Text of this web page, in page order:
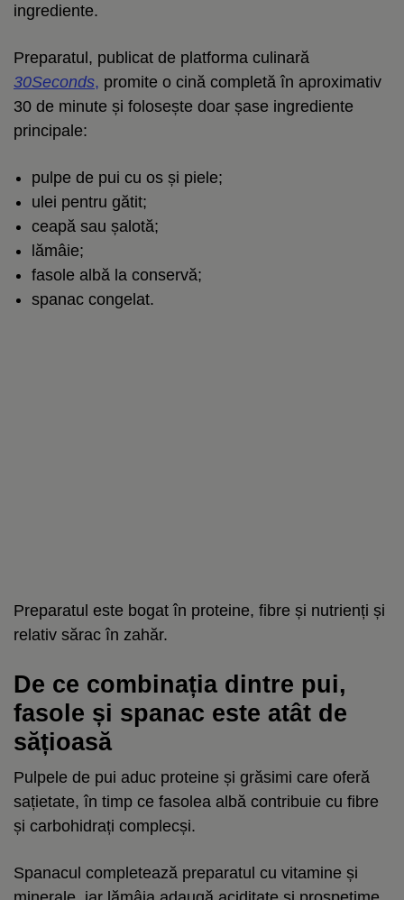
ingrediente.
Preparatul, publicat de platforma culinară
30Seconds, promite o cină completă în aproximativ
30 de minute și folosește doar șase ingrediente
principale:
pulpe de pui cu os și piele;
ulei pentru gătit;
ceapă sau șalotă;
lămâie;
fasole albă la conservă;
spanac congelat.
Preparatul este bogat în proteine, fibre și nutrienți și
relativ sărac în zahăr.
De ce combinația dintre pui,
fasole și spanac este atât de
sățioasă
Pulpele de pui aduc proteine și grăsimi care oferă
sațietate, în timp ce fasolea albă contribuie cu fibre
și carbohidrați complecși.
Spanacul completează preparatul cu vitamine și